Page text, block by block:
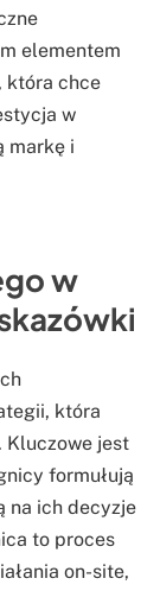
elementem
która chce
w
markę i
w
która
jest
formułują
na ich decyzje
to proces
on-site,